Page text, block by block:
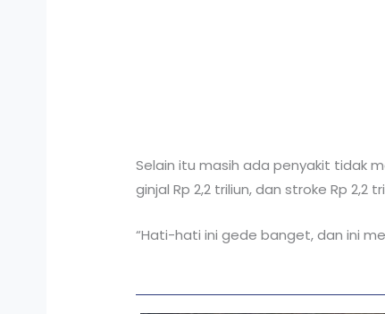
Selain itu masih ada penyakit tidak
ginjal Rp 2,2 triliun, dan stroke Rp 2,2
“Hati-hati ini gede banget, dan ini